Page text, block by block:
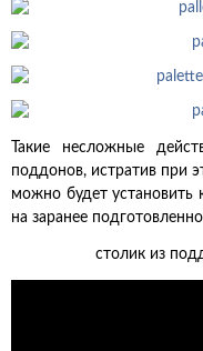
Такие несложные
поддонов, истратив при
можно будет установить
на заранее
столик из